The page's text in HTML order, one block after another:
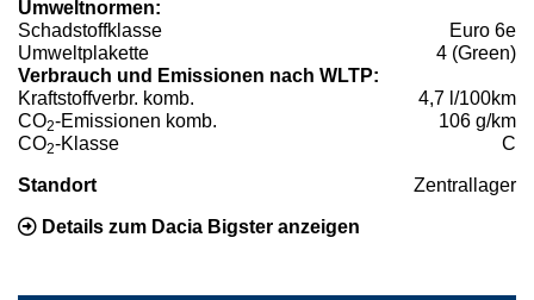
Umweltnormen:
Schadstoffklasse
Euro 6e
Umweltplakette
4 (Green)
Verbrauch und Emissionen nach WLTP:
Kraftstoffverbr. komb.
4,7 l/100km
CO2-Emissionen komb.
106 g/km
CO2-Klasse C
Standort Zentrallager
Details zum Dacia Bigster anzeigen